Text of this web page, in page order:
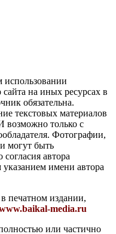
использовании
на иных ресурсах в
обязательна.
текстовых материалов
возможно только с
Фотографии,
могут быть
автора
указанием имени автора
печатном издании,
media.ru
или частично